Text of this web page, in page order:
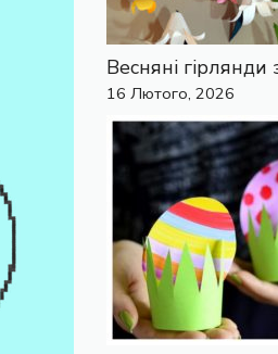
Весняні гірлянди
16 Лютого, 2026